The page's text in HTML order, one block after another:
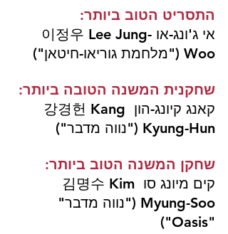
התסריט הטוב ביותר:
אי ג'ונג-או 이정우 Lee Jung-
Woo ("מלחמת גוריאו-חיטאן")
שחקנית המשנה הטובה ביותר:
קאנג קיונג-הון 강경헌 Kang
Kyung-Hun ("נווה מדבר")
שחקן המשנה הטוב ביותר:
קים מיונג סו 김명수 Kim
Myung-Soo ("נווה מדבר"
"Oasis")